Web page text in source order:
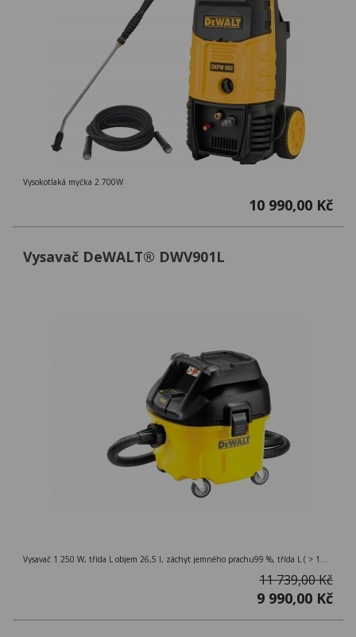
Vysokotlaká myčka 2.700W
10 990,00 Kč
Vysavač DeWALT® DWV901L
Vysavač 1 250 W, třída L objem 26,5 l, záchyt jemného prachu99 %, třída L ( > 1mg/m3 ), externí zásuvka
11 739,00 Kč
9 990,00 Kč